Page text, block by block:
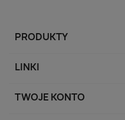
PRODUKTY
LINKI
TWOJE KONTO